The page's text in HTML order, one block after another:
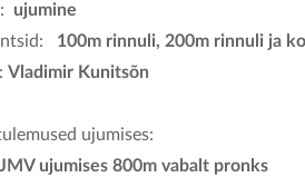
ujumine
100m rinnuli, 200m rinnuli ja
Vladimir Kunitsõn
ujumises:
ujumises 800m vabalt pronks